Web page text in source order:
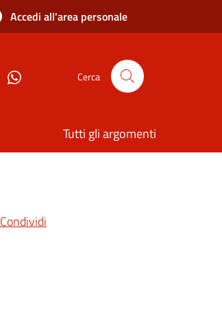
Accedi all'area personale
Cerca
Tutti gli argomenti
Condividi